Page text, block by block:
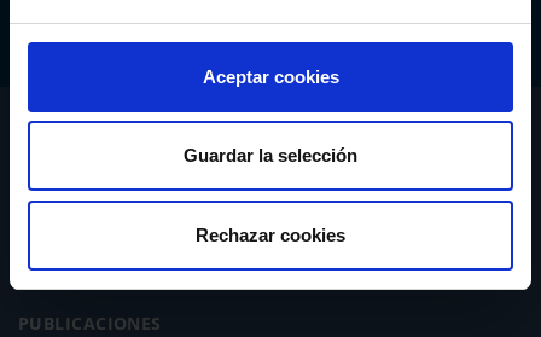
Aceptar cookies
Guardar la selección
Rechazar cookies
CONÓCENOS
SERVICIOS
PUBLICACIONES